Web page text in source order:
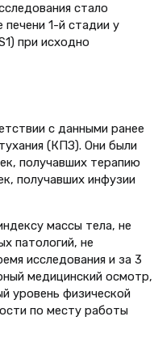
стало
1-й стадии у
при исходно
с данными ранее
(КПЗ). Они были
получавших терапию
получавших инфузии
массы тела, не
патологий, не
исследования и за 3
медицинский осмотр,
уровень физической
по месту работы